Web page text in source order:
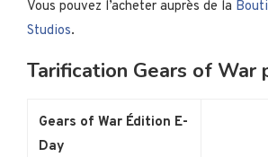
Vous pouvez l’acheter auprès de la
Studios.
Tarification Gears of War
Gears of War Édition E-
Day